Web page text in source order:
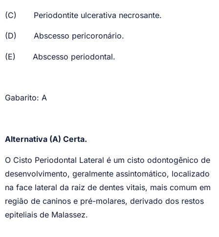
(C) Periodontite ulcerativa necrosante.
(D) Abscesso pericoronário.
(E) Abscesso periodontal.
Gabarito: A
Alternativa (A) Certa.
O Cisto Periodontal Lateral é um cisto odontogênico de
desenvolvimento, geralmente assintomático, localizado
na face lateral da raiz de dentes vitais, mais comum em
região de caninos e pré-molares, derivado dos restos
epiteliais de Malassez.